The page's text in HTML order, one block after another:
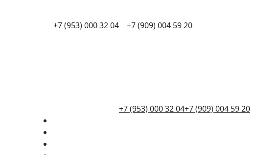
+7 (953) 000 32 04 +7 (909) 004 59 20
+7 (953) 000 32 04+7 (909) 004 59 20